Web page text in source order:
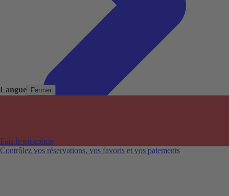
Langue Fermer
Fais le toi-même
Contrôlez vos réservations, vos favoris et vos paiements
Aéroports populaires
Villes populaires
Australie